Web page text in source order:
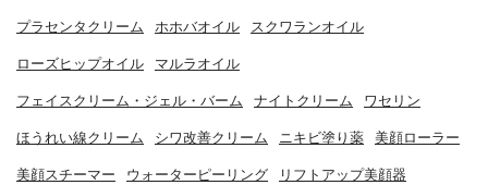
プラセンタクリーム ホホバオイル スクワランオイル
ローズヒップオイル マルラオイル
フェイスクリーム・ジェル・バーム ナイトクリーム ワセリン
ほうれい線クリーム シワ改善クリーム ニキビ塗り薬 美顔ローラー
美顔スチーマー ウォーターピーリング リフトアップ美顔器